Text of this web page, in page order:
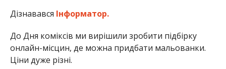
Дізнавався Інформатор.
До Дня коміксів ми вирішили зробити підбірку
онлайн-місцин, де можна придбати мальованки.
Ціни дуже різні.